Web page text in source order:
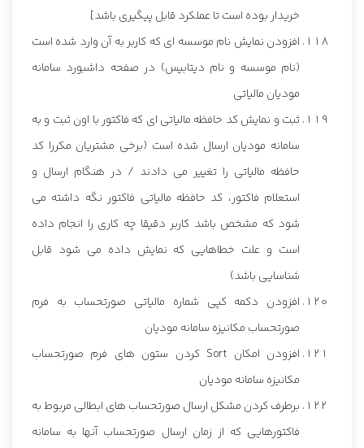
خریدار بوده است تا عملکرد قابل پیگیری باشد]
افزودن نمایش نام موسسه ای که کاربر به آن وارد شده است
(نام موسسه و نام دیتابیس) در صفحه داشبورد سامانه
مودیان مالیاتی
ثبت و نمایش کد حافظه مالیاتی ای که فاکتور با اون ثبت و به
سامانه مودیان ارسال شده است (برخی مشتریان مکررا کد
حافظه مالیاتی را تغییر می دادند / در هنگام ارسال و
استعلام فاکتور، کد حافظه مالیاتی فاکتور نگه داشته می
شود که مشخص باشد کاربر دقیقا چه کاری را انجام داده
است و علت خطاهایی که نمایش داده می شود قابل
شناسایی باشد)
افزودن دکمه کپی شماره مالیاتی صورتحساب به فرم
صورتحساب مکانیزه سامانه مودیان
افزودن امکان Sort کردن ستون های فرم صورتحساب
مکانیزه سامانه مودیان
برطرف کردن مشکل ارسال صورتحساب های ابطالی مربوط به
فاکتورهایی که از زمان ارسال صورتحساب آنها به سامانه